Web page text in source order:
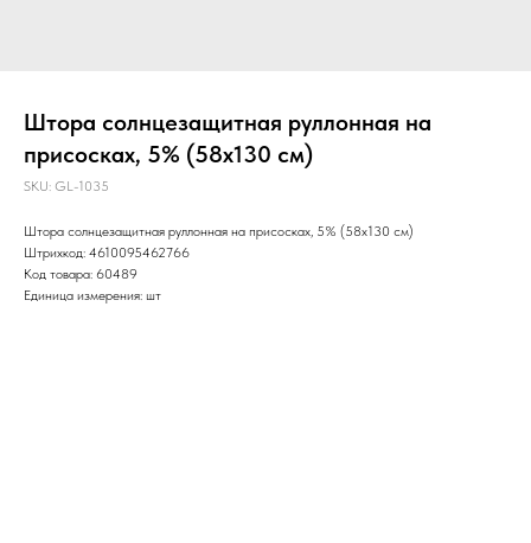
Штора солнцезащитная руллонная на
присосках, 5% (58х130 см)
SKU: GL-1035
Штора солнцезащитная руллонная на присосках, 5% (58х130 см)
Штрихкод: 4610095462766
Код товара: 60489
Единица измерения: шт